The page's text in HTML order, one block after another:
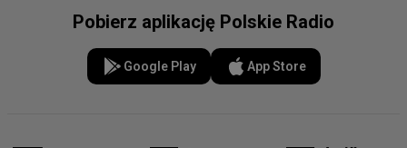
Pobierz aplikację Polskie Radio
Google Play App Store